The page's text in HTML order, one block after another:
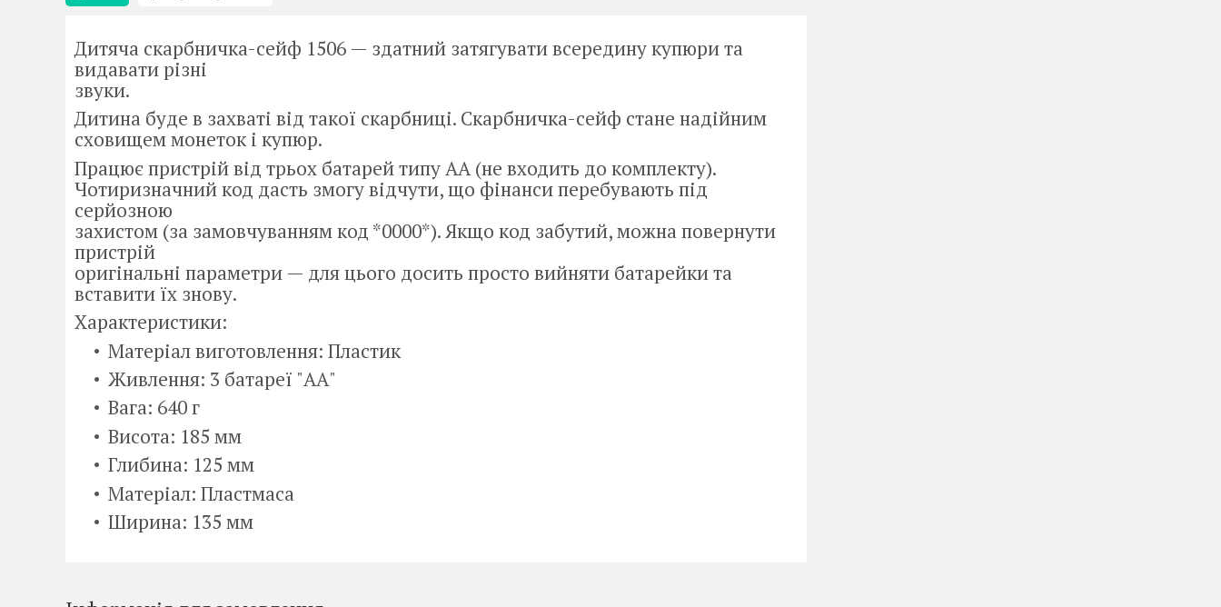
Дитяча скарбничка-сейф 1506 — здатний затягувати всередину купюри та
видавати різні
звуки.
Дитина буде в захваті від такої скарбниці. Скарбничка-сейф стане надійним
сховищем монеток і купюр.
Працює пристрій від трьох батарей типу АА (не входить до комплекту).
Чотиризначний код дасть змогу відчути, що фінанси перебувають під
серйозною
захистом (за замовчуванням код *0000*). Якщо код забутий, можна повернути
пристрій
оригінальні параметри — для цього досить просто вийняти батарейки та
вставити їх знову.
Характеристики:
Матеріал виготовлення: Пластик
Живлення: 3 батареї "АА"
Вага: 640 г
Висота: 185 мм
Глибина: 125 мм
Матеріал: Пластмаса
Ширина: 135 мм